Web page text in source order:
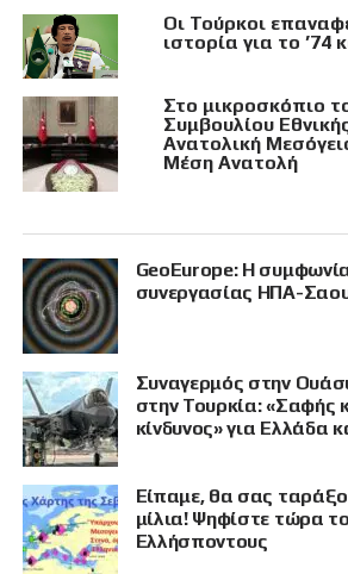
Οι Τούρκοι
ιστορία για το ’74
Στο μικροσκόπιο
Συμβουλίου
Ανατολική
Μέση Ανατολή
GeoEurope: Η
συνεργασίας ΗΠΑ-
Συναγερμός στην
στην Τουρκία: «Σαφής
κίνδυνος» για Ελλάδα
Είπαμε, θα σας
μίλια! Ψηφίστε τώρα
Ελλήσποντους